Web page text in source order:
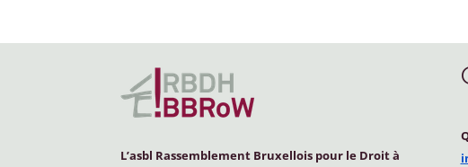
L’asbl Rassemblement Bruxellois pour le Droit à